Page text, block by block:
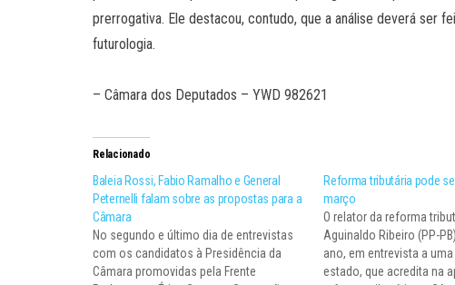
prerrogativa. Ele destacou, contudo, que a análise deverá ser
futurologia.
– Câmara dos Deputados – YWD 982621
Relacionado
Baleia Rossi, Fabio Ramalho e General
Peternelli falam sobre as propostas para a
Câmara
No segundo e último dia de entrevistas
com os candidatos à Presidência da
Câmara promovidas pela Frente
Reforma tributária pode
março
O relator da reforma
Aguinaldo Ribeiro (PP-
ano, em entrevista a
estado, que acredita na